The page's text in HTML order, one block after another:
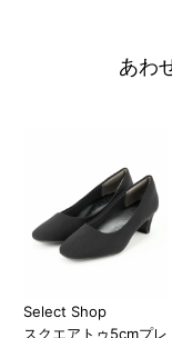
あわ
Select Shop
スクエアトゥ5cmプレ